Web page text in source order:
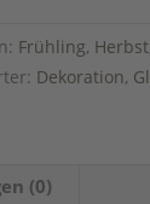
Frühling, Herbst,
Dekoration,
(0)